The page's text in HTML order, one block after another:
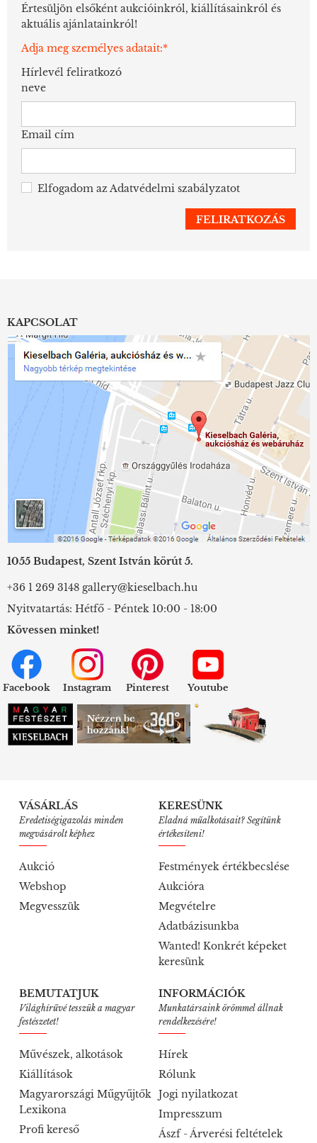
Értesüljön elsőként aukcióinkról, kiállításainkról és
aktuális ajánlatainkról!
Adja meg személyes adatait:*
Hírlevél feliratkozó
neve
Email cím
Elfogadom azAdatvédelmi szabályzatot
KAPCSOLAT
1055 Budapest, Szent István körút 5.
+36 1 269 3148 gallery@kieselbach.hu
Nyitvatartás: Hétfő - Péntek 10:00 - 18:00
Kövessen minket!
Facebook Instagram Pinterest Youtube
VÁSÁRLÁS
Eredetiségigazolás minden
megvásárolt képhez
Aukció
Webshop
Megvesszük
KERESÜNK
Eladná műalkotásait? Segítünk
értékesíteni!
Festmények értékbecslése
Aukcióra
Megvételre
Adatbázisunkba
Wanted! Konkrét képeket
keresünk
BEMUTATJUK
Világhírűvé tesszük a magyar
festészetet!
Művészek, alkotások
Kiállítások
Magyarországi Műgyűjtők
Lexikona
Profi kereső
INFORMÁCIÓK
Munkatársaink örömmel állnak
rendelkezésére!
Hírek
Rólunk
Jogi nyilatkozat
Impresszum
Ászf - Árverési feltételek